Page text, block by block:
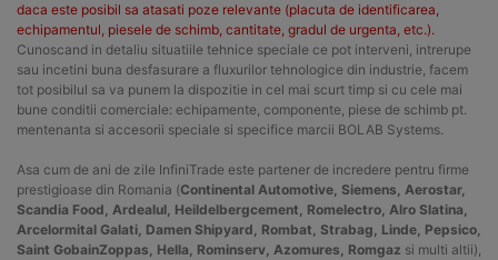
daca este posibil sa atasati poze relevante (placuta de identificarea,
echipamentul, piesele de schimb, cantitate, gradul de urgenta, etc.).
Cunoscand in detaliu situatiile tehnice speciale ce pot interveni, intrerupe
sau incetini buna desfasurare a fluxurilor tehnologice din industrie, facem
tot posibilul sa va punem la dispozitie in cel mai scurt timp si cu cele mai
bune conditii comerciale: echipamente, componente, piese de schimb pt.
mentenanta si accesorii speciale si specifice marcii BOLAB Systems.
Asa cum de ani de zile InfiniTrade este partener de incredere pentru firme
prestigioase din Romania (Continental Automotive, Siemens, Aerostar,
Scandia Food, Ardealul, Heildelbergcement, Romelectro, Alro Slatina,
Arcelormital Galati, Damen Shipyard, Rombat, Strabag, Linde, Pepsico,
Saint GobainZoppas, Hella, Rominserv, Azomures, Romgaz si multi altii),